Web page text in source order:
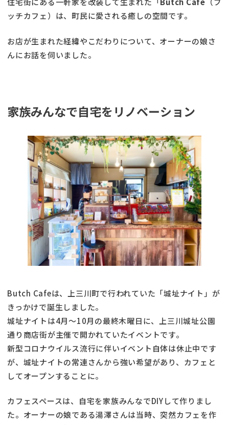
ッチカフェ）は、町民に愛される癒しの空間です。
お店が生まれた経緯やこだわりについて、オーナーの娘さ
んにお話を伺いました。
家族みんなで自宅をリノベーション
Butch Cafeは、上三川町で行われていた「城址ナイト」が
きっかけで誕生しました。
城址ナイトは4月〜10月の最終木曜日に、上三川城址公園
通り商店街が主催で開かれていたイベントです。
新型コロナウイルス流行に伴いイベント自体は休止中です
が、城址ナイトの常連さんから強い希望があり、カフェと
してオープンすることに。
カフェスペースは、自宅を家族みんなでDIYして作りまし
た。オーナーの娘である湯澤さんは当時、突然カフェを作